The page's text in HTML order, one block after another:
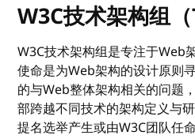
W3C技术架构组（
W3C技术架构组是专注于Web
使命是为Web架构的设计原则
的与Web整体架构相关的问题
部跨越不同技术的架构定义与
提名选举产生或由W3C团队任命